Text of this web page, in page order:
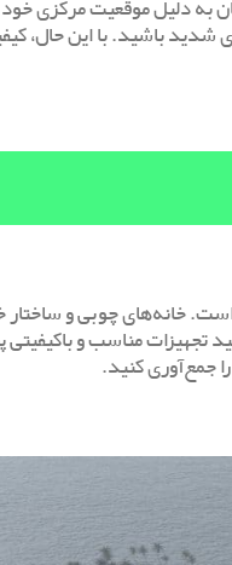
به دلیل موقعیت مرکزی
شدید باشید. با این حال،
خانه‌های چوبی و ساختار
تجهیزات مناسب و باکیفیتی
جمع‌آوری کنید.